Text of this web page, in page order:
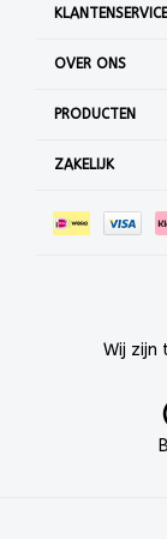
KLANTENSERVICE
OVER ONS
PRODUCTEN
ZAKELIJK
Wij zijn